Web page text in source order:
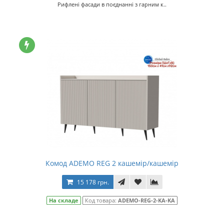
Рифлені фасади в поєднанні з гарним к..
Комод ADEMO REG 2 кашемір/кашемір
15 178 грн.
На складе Код товара: ADEMO-REG-2-KA-KA